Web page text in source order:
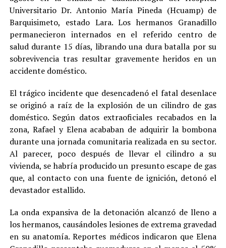
Universitario Dr. Antonio María Pineda (Hcuamp) de
Barquisimeto, estado Lara. Los hermanos Granadillo
permanecieron internados en el referido centro de
salud durante 15 días, librando una dura batalla por su
sobrevivencia tras resultar gravemente heridos en un
accidente doméstico.
El trágico incidente que desencadenó el fatal desenlace
se originó a raíz de la explosión de un cilindro de gas
doméstico. Según datos extraoficiales recabados en la
zona, Rafael y Elena acababan de adquirir la bombona
durante una jornada comunitaria realizada en su sector.
Al parecer, poco después de llevar el cilindro a su
vivienda, se habría producido un presunto escape de gas
que, al contacto con una fuente de ignición, detonó el
devastador estallido.
La onda expansiva de la detonación alcanzó de lleno a
los hermanos, causándoles lesiones de extrema gravedad
en su anatomía. Reportes médicos indicaron que Elena